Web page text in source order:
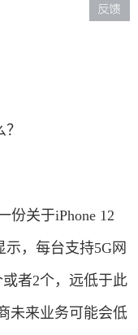
份关于iPhone 12
示，每台支持5G网
或者2个，远低于此
未来业务可能会低